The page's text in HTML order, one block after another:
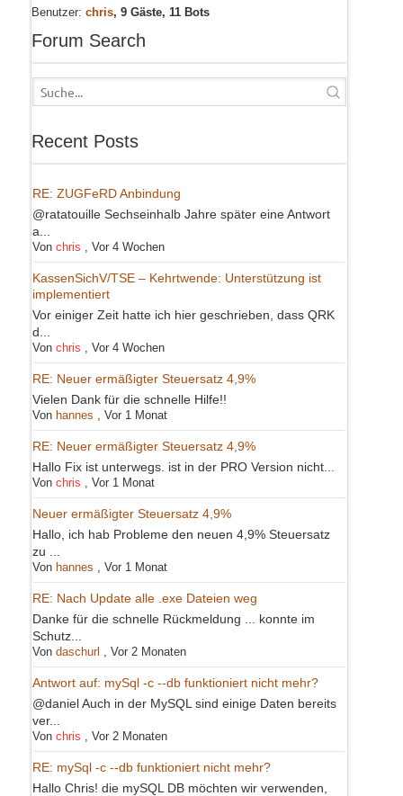
Benutzer: chris, 9 Gäste, 11 Bots
Forum Search
Recent Posts
RE: ZUGFeRD Anbindung
@ratatouille Sechseinhalb Jahre später eine Antwort
a...
Von chris Vor 4 Wochen
KassenSichV/TSE – Kehrtwende: Unterstützung ist
implementiert
Vor einiger Zeit hatte ich hier geschrieben, dass QRK
d...
Von chris Vor 4 Wochen
RE: Neuer ermäßigter Steuersatz 4,9%
Vielen Dank für die schnelle Hilfe!!
Von hannes Vor 1 Monat
RE: Neuer ermäßigter Steuersatz 4,9%
Hallo Fix ist unterwegs. ist in der PRO Version nicht...
Von chris Vor 1 Monat
Neuer ermäßigter Steuersatz 4,9%
Hallo, ich hab Probleme den neuen 4,9% Steuersatz
zu ...
Von hannes Vor 1 Monat
RE: Nach Update alle .exe Dateien weg
Danke für die schnelle Rückmeldung ... konnte im
Schutz...
Von daschurl Vor 2 Monaten
Antwort auf: mySql -c --db funktioniert nicht mehr?
@daniel Auch in der MySQL sind einige Daten bereits
ver...
Von chris Vor 2 Monaten
RE: mySql -c --db funktioniert nicht mehr?
Hallo Chris! die mySQL DB möchten wir verwenden,